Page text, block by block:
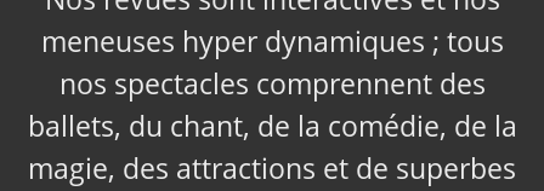
meneuses hyper dynamiques ; tous
nos spectacles comprennent des
ballets, du chant, de la comédie, de la
magie, des attractions et de superbes